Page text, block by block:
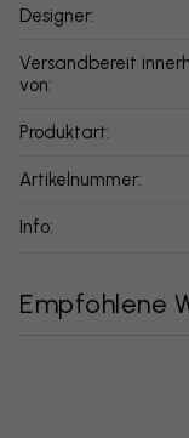
Designer:
Versandbereit innerhalb
von:
Produktart:
Artikelnummer:
info:
Empfohlene